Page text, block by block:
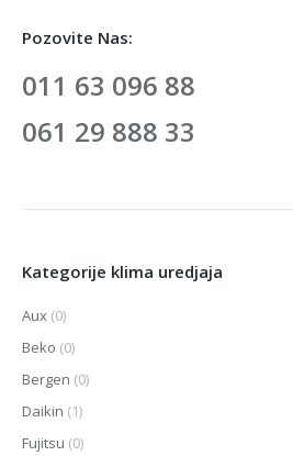
Pozovite Nas:
011 63 096 88
061 29 888 33
Kategorije klima uredjaja
Aux (0)
Beko (0)
Bergen (0)
Daikin (1)
Fujitsu (0)